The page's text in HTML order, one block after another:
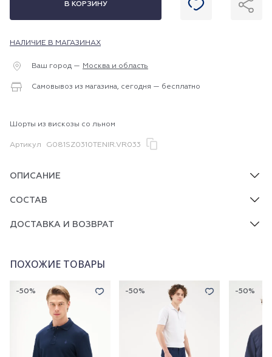
В КОРЗИНУ
НАЛИЧИЕ В МАГАЗИНАХ
Ваш город — Москва и область
Самовывоз из магазина, сегодня — бесплатно
Шорты из вискозы со льном
Артикул G081SZ0310TENIR.VR033
ОПИСАНИЕ
СОСТАВ
ДОСТАВКА И ВОЗВРАТ
ПОХОЖИЕ ТОВАРЫ
-50% -50% -50%